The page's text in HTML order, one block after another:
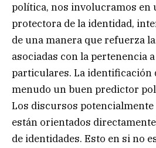
política, nos involucramos en
protectora de la identidad,
de una manera que refuerza
asociadas con la pertenencia
particulares. La identificación
menudo un buen predictor
Los discursos
están orientados
de identidades. Esto en si no